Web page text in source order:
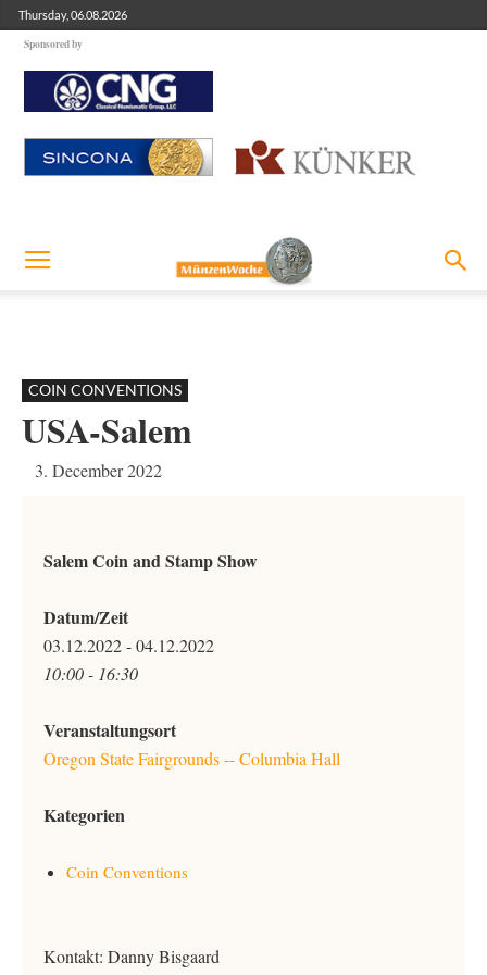
Thursday, 06.08.2026
Sponsored by
COIN CONVENTIONS
USA-Salem
3. December 2022
Salem Coin and Stamp Show
Datum/Zeit
03.12.2022 - 04.12.2022
10:00 - 16:30
Veranstaltungsort
Oregon State Fairgrounds -- Columbia Hall
Kategorien
Coin Conventions
Kontakt: Danny Bisgaard